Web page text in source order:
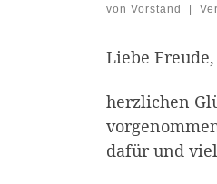
von Vorstand |
Liebe Freude,
herzlichen
dafür und